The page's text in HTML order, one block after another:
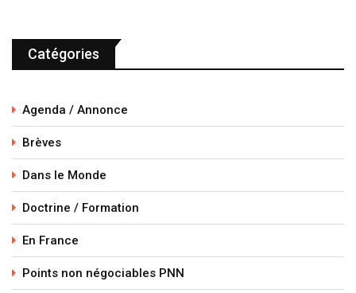
Catégories
Agenda / Annonce
Brèves
Dans le Monde
Doctrine / Formation
En France
Points non négociables PNN